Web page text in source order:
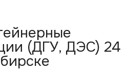
(ДГУ, ДЭС) 24